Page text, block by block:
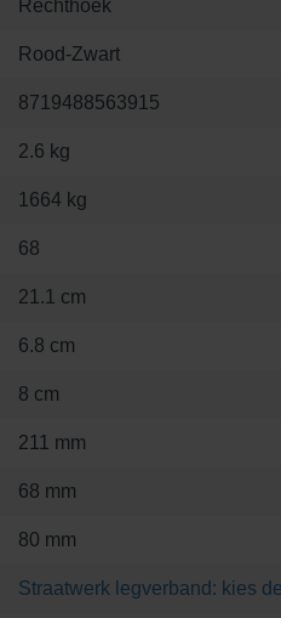
Rechthoek
Rood-Zwart
8719488563915
2.6 kg
1664 kg
68
21.1 cm
6.8 cm
8 cm
211 mm
68 mm
80 mm
Straatwerk legverband: kies